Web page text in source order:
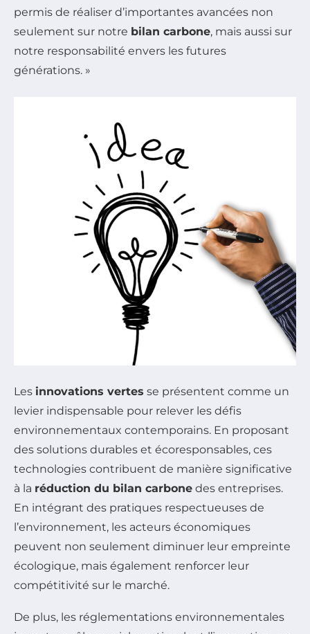
permis de réaliser d’importantes avancées non
seulement sur notre bilan carbone, mais aussi sur
notre responsabilité envers les futures
générations. »
Les innovations vertes se présentent comme un
levier indispensable pour relever les défis
environnementaux contemporains. En proposant
des solutions durables et écoresponsables, ces
technologies contribuent de manière significative
à la réduction du bilan carbone des entreprises.
En intégrant des pratiques respectueuses de
l’environnement, les acteurs économiques
peuvent non seulement diminuer leur empreinte
écologique, mais également renforcer leur
compétitivité sur le marché.
De plus, les réglementations environnementales